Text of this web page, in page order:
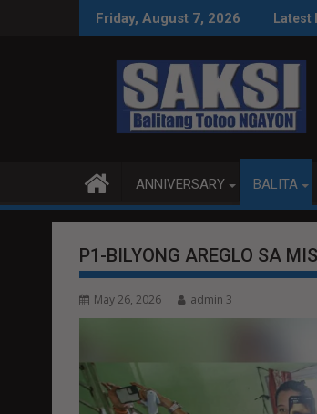
Friday, August 7, 2026 Latest
O MAGBITIW
NA SUSPENDIHIN IMPLEMENTASYON NG
PUBLIKO
ANNIVERSARY BALITA
P1-BILYONG AREGLO SA
May 26, 2026 admin 3